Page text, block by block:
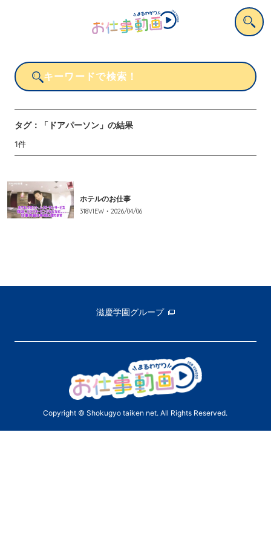
タグ： 「ドアパーソン」 の結果
1件
ホテルのお仕事
318VIEW・ 2026/04/06
滋慶学園グループ
Copyright © Shokugyo taiken net. All Rights Reserved.